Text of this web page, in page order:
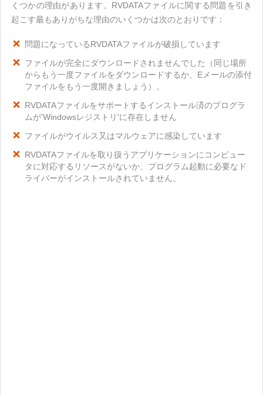
くつかの理由があります。RVDATAファイルに関する問題を引き
起こす最もありがちな理由のいくつかは次のとおりです：
問題になっているRVDATAファイルが破損しています
ファイルが完全にダウンロードされませんでした（同じ場所
からもう一度ファイルをダウンロードするか、Eメールの添付
ファイルをもう一度開きましょう）。
RVDATAファイルをサポートするインストール済のプログラ
ムが'Windowsレジストリ'に存在しません
ファイルがウイルス又はマルウェアに感染しています
RVDATAファイルを取り扱うアプリケーションにコンピュー
タに対応するリソースがないか、プログラム起動に必要なド
ライバーがインストールされていません。